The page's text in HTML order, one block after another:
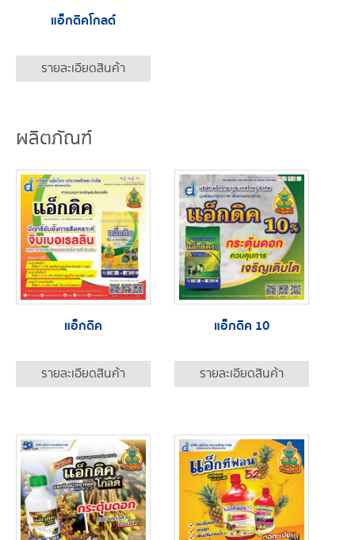
แอ็กดิคโกลด์
รายละเอียดสินค้า
ผลิตภัณฑ์
แอ็กดิค
รายละเอียดสินค้า
แอ็กดิค 10
รายละเอียดสินค้า